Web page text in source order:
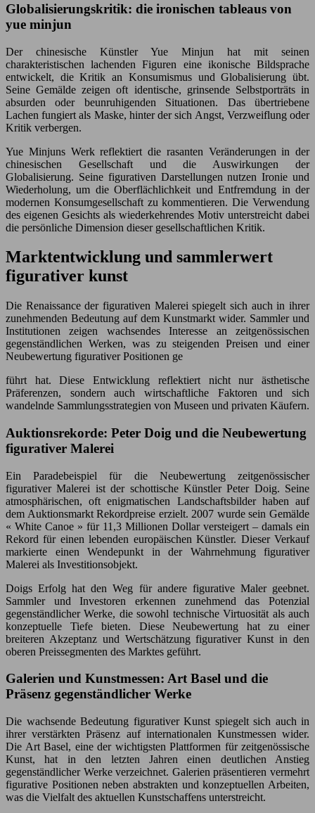
Globalisierungskritik: die ironischen tableaus von
yue minjun
Der chinesische Künstler Yue Minjun hat mit seinen
charakteristischen lachenden Figuren eine ikonische Bildsprache
entwickelt, die Kritik an Konsumismus und Globalisierung übt.
Seine Gemälde zeigen oft identische, grinsende Selbstporträts in
absurden oder beunruhigenden Situationen. Das übertriebene
Lachen fungiert als Maske, hinter der sich Angst, Verzweiflung oder
Kritik verbergen.
Yue Minjuns Werk reflektiert die rasanten Veränderungen in der
chinesischen Gesellschaft und die Auswirkungen der
Globalisierung. Seine figurativen Darstellungen nutzen Ironie und
Wiederholung, um die Oberflächlichkeit und Entfremdung in der
modernen Konsumgesellschaft zu kommentieren. Die Verwendung
des eigenen Gesichts als wiederkehrendes Motiv unterstreicht dabei
die persönliche Dimension dieser gesellschaftlichen Kritik.
Marktentwicklung und sammlerwert
figurativer kunst
Die Renaissance der figurativen Malerei spiegelt sich auch in ihrer
zunehmenden Bedeutung auf dem Kunstmarkt wider. Sammler und
Institutionen zeigen wachsendes Interesse an zeitgenössischen
gegenständlichen Werken, was zu steigenden Preisen und einer
Neubewertung figurativer Positionen ge
führt hat. Diese Entwicklung reflektiert nicht nur ästhetische
Präferenzen, sondern auch wirtschaftliche Faktoren und sich
wandelnde Sammlungsstrategien von Museen und privaten Käufern.
Auktionsrekorde: Peter Doig und die Neubewertung
figurativer Malerei
Ein Paradebeispiel für die Neubewertung zeitgenössischer
figurativer Malerei ist der schottische Künstler Peter Doig. Seine
atmosphärischen, oft enigmatischen Landschaftsbilder haben auf
dem Auktionsmarkt Rekordpreise erzielt. 2007 wurde sein Gemälde
« White Canoe » für 11,3 Millionen Dollar versteigert – damals ein
Rekord für einen lebenden europäischen Künstler. Dieser Verkauf
markierte einen Wendepunkt in der Wahrnehmung figurativer
Malerei als Investitionsobjekt.
Doigs Erfolg hat den Weg für andere figurative Maler geebnet.
Sammler und Investoren erkennen zunehmend das Potenzial
gegenständlicher Werke, die sowohl technische Virtuosität als auch
konzeptuelle Tiefe bieten. Diese Neubewertung hat zu einer
breiteren Akzeptanz und Wertschätzung figurativer Kunst in den
oberen Preissegmenten des Marktes geführt.
Galerien und Kunstmessen: Art Basel und die
Präsenz gegenständlicher Werke
Die wachsende Bedeutung figurativer Kunst spiegelt sich auch in
ihrer verstärkten Präsenz auf internationalen Kunstmessen wider.
Die Art Basel, eine der wichtigsten Plattformen für zeitgenössische
Kunst, hat in den letzten Jahren einen deutlichen Anstieg
gegenständlicher Werke verzeichnet. Galerien präsentieren vermehrt
figurative Positionen neben abstrakten und konzeptuellen Arbeiten,
was die Vielfalt des aktuellen Kunstschaffens unterstreicht.